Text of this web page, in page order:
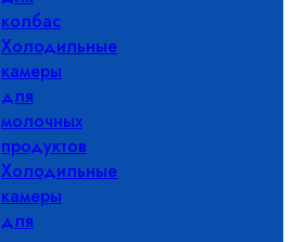
колбас
Холодильные
камеры
для
молочных
продуктов
Холодильные
камеры
для